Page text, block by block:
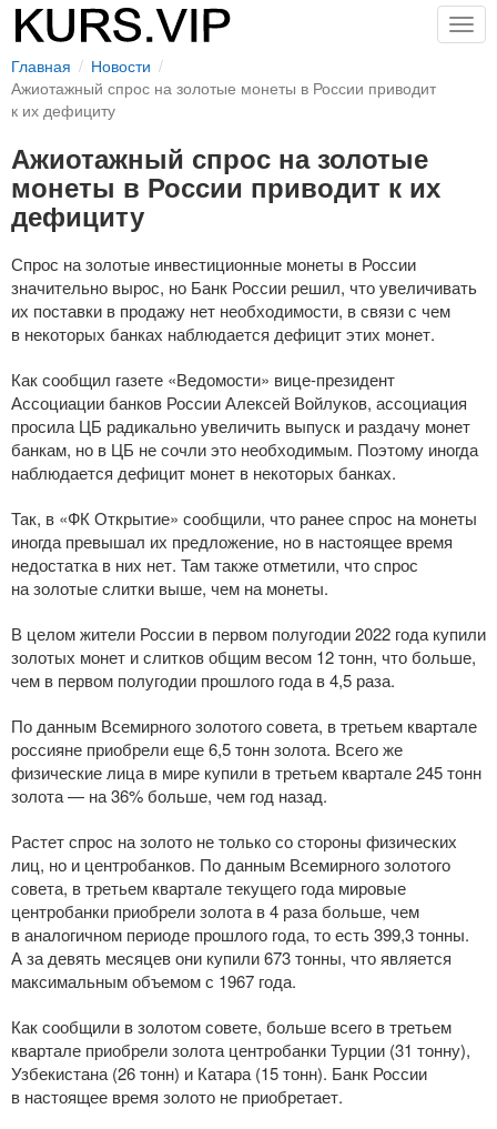
Главная
Новости
Ажиотажный спрос на золотые монеты в России приводит
к их дефициту
Ажиотажный спрос на золотые
монеты в России приводит к их
дефициту
Спрос на золотые инвестиционные монеты в России
значительно вырос, но Банк России решил, что увеличивать
их поставки в продажу нет необходимости, в связи с чем
в некоторых банках наблюдается дефицит этих монет.
Как сообщил газете «Ведомости» вице-президент
Ассоциации банков России Алексей Войлуков, ассоциация
просила ЦБ радикально увеличить выпуск и раздачу монет
банкам, но в ЦБ не сочли это необходимым. Поэтому иногда
наблюдается дефицит монет в некоторых банках.
Так, в «ФК Открытие» сообщили, что ранее спрос на монеты
иногда превышал их предложение, но в настоящее время
недостатка в них нет. Там также отметили, что спрос
на золотые слитки выше, чем на монеты.
В целом жители России в первом полугодии 2022 года купили
золотых монет и слитков общим весом 12 тонн, что больше,
чем в первом полугодии прошлого года в 4,5 раза.
По данным Всемирного золотого совета, в третьем квартале
россияне приобрели еще 6,5 тонн золота. Всего же
физические лица в мире купили в третьем квартале 245 тонн
золота — на 36% больше, чем год назад.
Растет спрос на золото не только со стороны физических
лиц, но и центробанков. По данным Всемирного золотого
совета, в третьем квартале текущего года мировые
центробанки приобрели золота в 4 раза больше, чем
в аналогичном периоде прошлого года, то есть 399,3 тонны.
А за девять месяцев они купили 673 тонны, что является
максимальным объемом с 1967 года.
Как сообщили в золотом совете, больше всего в третьем
квартале приобрели золота центробанки Турции (31 тонну),
Узбекистана (26 тонн) и Катара (15 тонн). Банк России
в настоящее время золото не приобретает.